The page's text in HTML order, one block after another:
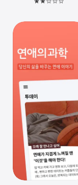
iPhone
iPad
Vision
Watch
TV